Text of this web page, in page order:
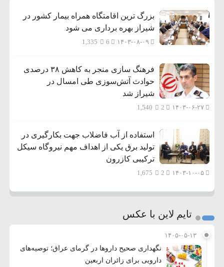
بزرگ ترین اقامتگاه همراه بیمار کشور در
شیراز بهره برداری می شود
۱۴۰۳-۰۸-۰۹ 1,335
فرهنگ سازی منجر به کاهش ۳۸ درصدی
حوادث آتش‌سوزی طی امسال در
شیراز شد
۱۴۰۳-۰۶-۲۷ 1,540
استفاده از آب فاضلاب جهت بکارگیری در
تولید برق یکی از اهداف مهم نیروگاه سیکل
ترکیبی کازرون
۱۴۰۳-۱۰-۰۵ 1,675
تایم لاین با عکس
۱۴۰۵-۰۵-۱۳
نگهداری صحیح داروها در گرمای عراق؛ توصیه‌های
دارویی برای زائران اربعین